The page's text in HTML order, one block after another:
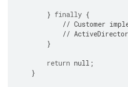
} finally {
// Customer
//
}
return null ;
}